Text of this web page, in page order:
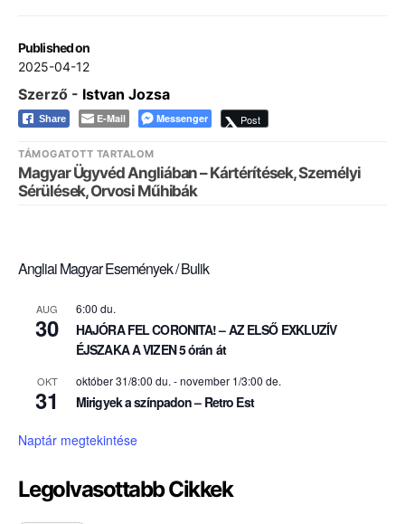
Published on
2025-04-12
Szerző - Istvan Jozsa
Share E-Mail Messenger Post
TÁMOGATOTT TARTALOM
Magyar Ügyvéd Angliában – Kártérítések, Személyi
Sérülések, Orvosi Műhibák
Angliai Magyar Események / Bulik
AUG
30
6:00 du.
HAJÓRA FEL CORONITA! – AZ ELSŐ EXKLUZÍV
ÉJSZAKA A VIZEN 5 órán át
OKT
31
október 31/8:00 du. -november 1/3:00 de.
Mirigyek a színpadon – Retro Est
Naptár megtekintése
Legolvasottabb Cikkek